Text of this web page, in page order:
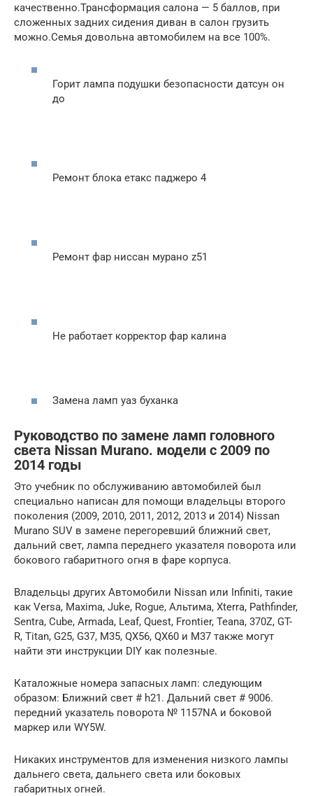
качественно.Трансформация салона — 5 баллов, при
сложенных задних сидения диван в салон грузить
можно.Семья довольна автомобилем на все 100%.
Горит лампа подушки безопасности датсун он
до
Ремонт блока етакс паджеро 4
Ремонт фар ниссан мурано z51
Не работает корректор фар калина
Замена ламп уаз буханка
Руководство по замене ламп головного
света Nissan Murano. модели с 2009 по
2014 годы
Это учебник по обслуживанию автомобилей был
специально написан для помощи владельцы второго
поколения (2009, 2010, 2011, 2012, 2013 и 2014) Nissan
Murano SUV в замене перегоревший ближний свет,
дальний свет, лампа переднего указателя поворота или
бокового габаритного огня в фаре корпуса.
Владельцы других Автомобили Nissan или Infiniti, такие
как Versa, Maxima, Juke, Rogue, Альтима, Xterra, Pathfinder,
Sentra, Cube, Armada, Leaf, Quest, Frontier, Teana, 370Z, GT-
R, Titan, G25, G37, M35, QX56, QX60 и M37 также могут
найти эти инструкции DIY как полезные.
Каталожные номера запасных ламп: следующим
образом: Ближний свет # h21. Дальний свет # 9006.
передний указатель поворота № 1157NA и боковой
маркер или WY5W.
Никаких инструментов для изменения низкого лампы
дальнего света, дальнего света или боковых
габаритных огней.